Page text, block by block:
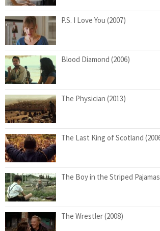
P.S. I Love You (2007)
Blood Diamond (2006)
The Physician (2013)
The Last King of Scotland
The Boy in the Striped
The Wrestler (2008)